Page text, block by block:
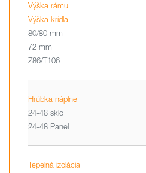
Výška rámu
Výška krídla
80/80 mm
72 mm
Z86/T106
Hrúbka náplne
24-48 sklo
24-48 Panel
Tepelná izolácia